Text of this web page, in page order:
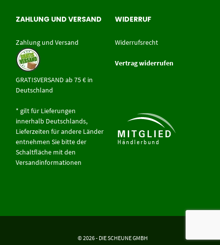
ZAHLUNG UND VERSAND
Zahlung und Versand
GRATISVERSAND ab 75 € in
Deutschland
* gilt für Lieferungen
innerhalb Deutschlands,
Lieferzeiten für andere Länder
entnehmen Sie bitte der
Schaltfläche mit den
Versandinformationen
WIDERRUF
Widerrufsrecht
Vertrag widerrufen
© 2026 - DIE SCHEUNE GMBH